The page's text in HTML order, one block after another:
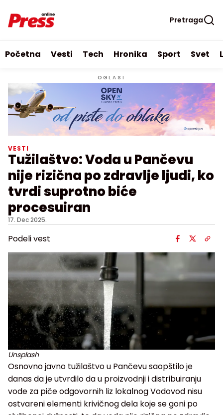
Pretraga
Početna Vesti Tech Hronika Sport Svet
OGLASI
VESTI
Tužilaštvo: Voda u Pančevu
nije rizična po zdravlje ljudi, ko
tvrdi suprotno biće
procesuiran
17. Dec 2025.
Podeli vest
Unsplash
Osnovno javno tužilaštvo u Pančevu saopštilo je
danas da je utvrdilo da u proizvodnji i distribuiranju
vode za piče odgovornih liz lokalnog Vodovod nisu
ostvareni elementi krivičnog dela koje se goni po